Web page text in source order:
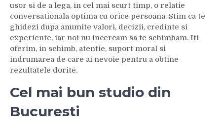
usor si de a lega, in cel mai scurt timp, o relatie
conversationala optima cu orice persoana. Stim ca te
ghidezi dupa anumite valori, decizii, credinte si
experiente, iar noi nu incercam sa te schimbam. Iti
oferim, in schimb, atentie, suport moral si
indrumarea de care ai nevoie pentru a obtine
rezultatele dorite.
Cel mai bun studio din
Bucuresti